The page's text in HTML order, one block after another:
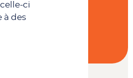
ci
à des